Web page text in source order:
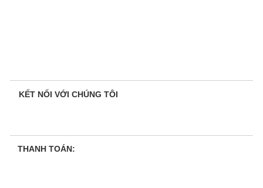
KẾT NỐI VỚI CHÚNG TÔI
THANH TOÁN: